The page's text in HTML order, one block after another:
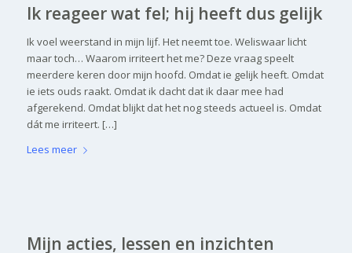
Ik reageer wat fel; hij heeft dus gelijk
Ik voel weerstand in mijn lijf. Het neemt toe. Weliswaar licht
maar toch… Waarom irriteert het me? Deze vraag speelt
meerdere keren door mijn hoofd. Omdat ie gelijk heeft. Omdat
ie iets ouds raakt. Omdat ik dacht dat ik daar mee had
afgerekend. Omdat blijkt dat het nog steeds actueel is. Omdat
dát me irriteert. […]
Lees meer
Mijn acties, lessen en inzichten